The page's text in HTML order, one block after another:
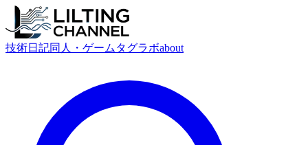
技術日記同人・ゲーム タグラボabout